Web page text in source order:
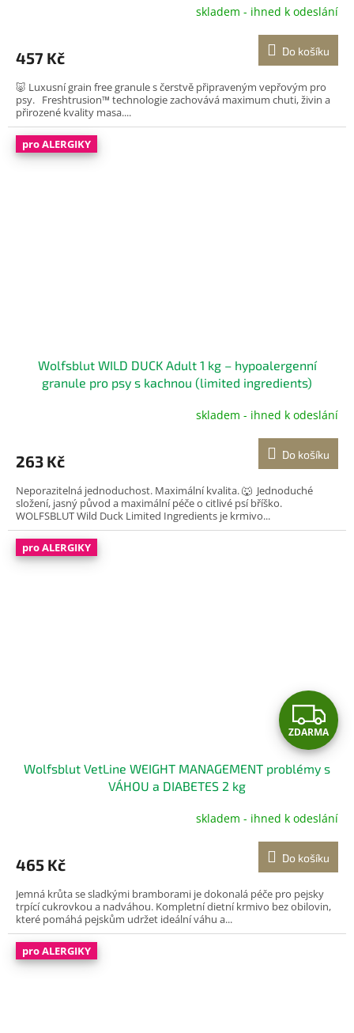
skladem - ihned k odeslání
457 Kč Do košíku
🐷 Luxusní grain free granule s čerstvě připraveným vepřovým pro
psy. Freshtrusion™ technologie zachovává maximum chuti, živin a
přirozené kvality masa....
pro ALERGIKY
Wolfsblut WILD DUCK Adult 1 kg – hypoalergenní
granule pro psy s kachnou (limited ingredients)
skladem - ihned k odeslání
263 Kč Do košíku
Neporazitelná jednoduchost. Maximální kvalita. 🐺 Jednoduché
složení, jasný původ a maximální péče o citlivé psí bříško.
WOLFSBLUT Wild Duck Limited Ingredients je krmivo...
pro ALERGIKY
Z
D
A
R
M
A
ZDARMA
Wolfsblut VetLine WEIGHT MANAGEMENT problémy s
VÁHOU a DIABETES 2 kg
skladem - ihned k odeslání
465 Kč Do košíku
Jemná krůta se sladkými bramborami je dokonalá péče pro pejsky
trpící cukrovkou a nadváhou. Kompletní dietní krmivo bez obilovin,
které pomáhá pejskům udržet ideální váhu a...
pro ALERGIKY